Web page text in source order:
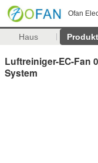
Ofan
Haus
Luftreiniger-EC-Fan
System